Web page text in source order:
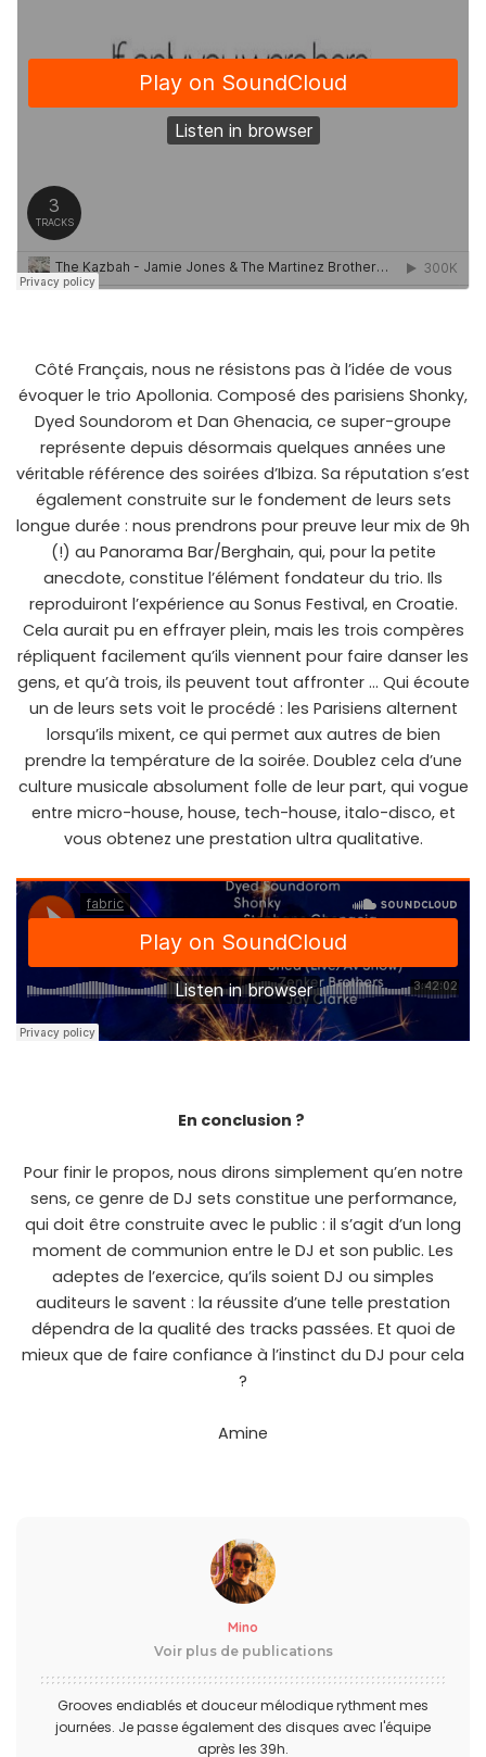
Côté Français, nous ne résistons pas à l’idée de vous
évoquer le trio Apollonia. Composé des parisiens Shonky,
Dyed Soundorom et Dan Ghenacia, ce super-groupe
représente depuis désormais quelques années une
véritable référence des soirées d’Ibiza. Sa réputation s’est
également construite sur le fondement de leurs sets
longue durée : nous prendrons pour preuve leur mix de 9h
(!) au Panorama Bar/Berghain, qui, pour la petite
anecdote, constitue l’élément fondateur du trio. Ils
reproduiront l’expérience au Sonus Festival, en Croatie.
Cela aurait pu en effrayer plein, mais les trois compères
répliquent facilement qu’ils viennent pour faire danser les
gens, et qu’à trois, ils peuvent tout affronter … Qui écoute
un de leurs sets voit le procédé : les Parisiens alternent
lorsqu’ils mixent, ce qui permet aux autres de bien
prendre la température de la soirée. Doublez cela d’une
culture musicale absolument folle de leur part, qui vogue
entre micro-house, house, tech-house, italo-disco, et
vous obtenez une prestation ultra qualitative.
En conclusion ?
Pour finir le propos, nous dirons simplement qu’en notre
sens, ce genre de DJ sets constitue une performance,
qui doit être construite avec le public : il s’agit d’un long
moment de communion entre le DJ et son public. Les
adeptes de l’exercice, qu’ils soient DJ ou simples
auditeurs le savent : la réussite d’une telle prestation
dépendra de la qualité des tracks passées. Et quoi de
mieux que de faire confiance à l’instinct du DJ pour cela
?
Amine
Mino
Voir plus de publications
Grooves endiablés et douceur mélodique rythment mes
journées. Je passe également des disques avec l'équipe
après les 39h.